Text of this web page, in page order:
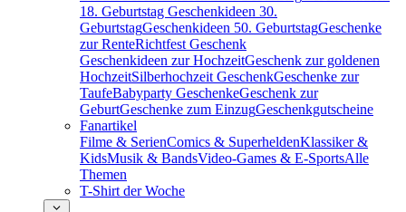
18. Geburtstag Geschenkideen 30.
GeburtstagGeschenkideen 50. GeburtstagGeschenke
zur RenteRichtfest Geschenk
Geschenkideen zur HochzeitGeschenk zur goldenen
HochzeitSilberhochzeit GeschenkGeschenke zur
TaufeBabyparty GeschenkeGeschenk zur
GeburtGeschenke zum EinzugGeschenkgutscheine
Fanartikel
Filme & SerienComics & SuperheldenKlassiker &
KidsMusik & BandsVideo-Games & E-SportsAlle
Themen
T-Shirt der Woche